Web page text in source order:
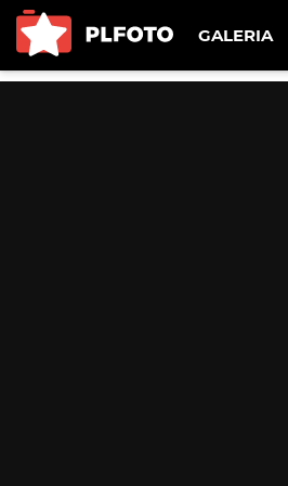
GALERIA